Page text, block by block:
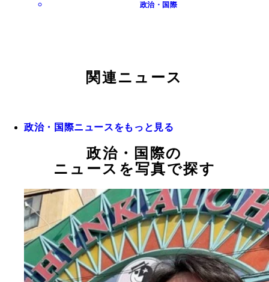
政治・国際
関連ニュース
政治・国際ニュースをもっと見る
政治・国際の
ニュースを写真で探す